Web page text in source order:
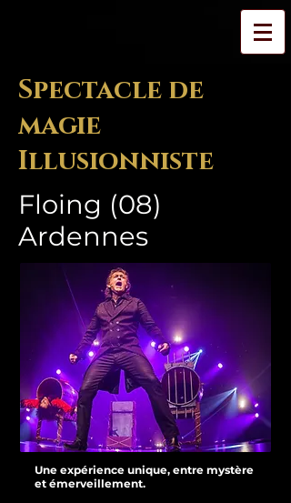
Spectacle de
magie
Illusionniste
Floing (08)
Ardennes
Une expérience unique, entre mystère
et émerveillement.